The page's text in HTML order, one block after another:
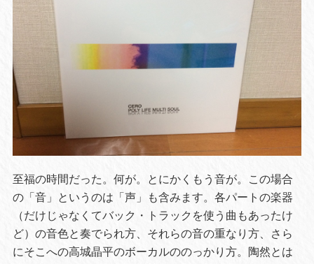
至福の時間だった。何が。とにかくもう音が。この場合
の「音」というのは「声」も含みます。各パートの楽器
（だけじゃなくてバック・トラックを使う曲もあったけ
ど）の音色と奏でられ方、それらの音の重なり方、さら
にそこへの高城晶平のボーカルののっかり方。陶然とは